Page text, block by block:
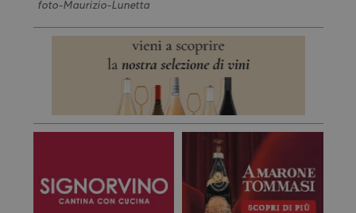
foto-Maurizio-Lunetta